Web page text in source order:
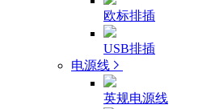
欧标排插
USB排插
电源线
英规电源线